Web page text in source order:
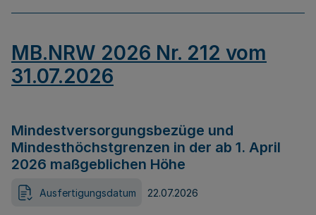
MB.NRW 2026 Nr. 212 vom
31.07.2026
Mindestversorgungsbezüge und
Mindesthöchstgrenzen in der ab 1. April
2026 maßgeblichen Höhe
Ausfertigungsdatum 22.07.2026